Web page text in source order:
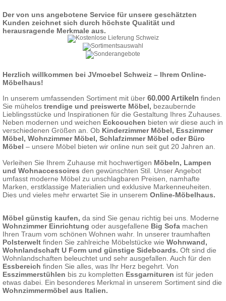
Der von uns angebotene Service für unsere geschätzten
Kunden zeichnet sich durch höchste Qualität und
herausragende Merkmale aus.
Herzlich willkommen bei JVmoebel Schweiz – Ihrem Online-
Möbelhaus!
In unserem umfassenden Sortiment mit über 60.000 Artikeln finden
Sie mühelos trendige und preiswerte Möbel, bezaubernde
Lieblingsstücke und Inspirationen für die Gestaltung Ihres Zuhauses.
Neben modernen und weichen Eckcouchen bieten wir diese auch in
verschiedenen Größen an. Ob Kinderzimmer Möbel, Esszimmer
Möbel, Wohnzimmer Möbel, Schlafzimmer Möbel oder Büro
Möbel – unsere Möbel bieten wir online nun seit gut 20 Jahren an.
Verleihen Sie Ihrem Zuhause mit hochwertigen Möbeln, Lampen
und Wohnaccessoires den gewünschten Stil. Unser Angebot
umfasst moderne Möbel zu unschlagbaren Preisen, namhafte
Marken, erstklassige Materialien und exklusive Markenneuheiten.
Dies und vieles mehr erwartet Sie in unserem Online-Möbelhaus.
Möbel günstig kaufen, da sind Sie genau richtig bei uns. Moderne
Wohnzimmer Einrichtung oder ausgefallene Big Sofa machen
Ihren Traum vom schönen Wohnen wahr. In unserer traumhaften
Polsterwelt finden Sie zahlreiche Möbelstücke wie Wohnwand,
Wohnlandschaft U Form und günstige Sideboards. Oft sind die
Wohnlandschaften beleuchtet und sehr ausgefallen. Auch für den
Essbereich finden Sie alles, was Ihr Herz begehrt. Von
Esszimmerstühlen bis zu kompletten Essgarnituren ist für jeden
etwas dabei. Ein besonderes Merkmal in unserem Sortiment sind die
Wohnzimmermöbel aus Italien.